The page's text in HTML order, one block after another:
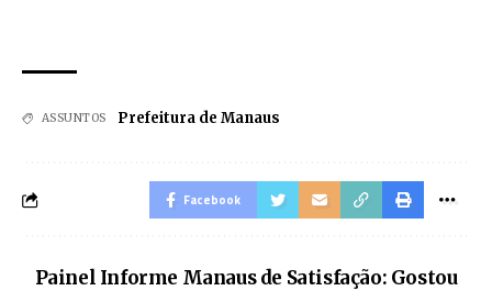
ASSUNTOS Prefeitura de Manaus
Facebook
Painel Informe Manaus de Satisfação: Gostou